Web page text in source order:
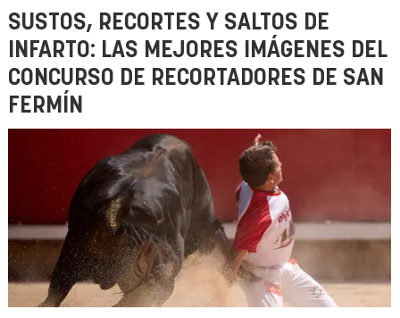
SUSTOS, RECORTES Y SALTOS DE
INFARTO: LAS MEJORES IMÁGENES DEL
CONCURSO DE RECORTADORES DE SAN
FERMÍN